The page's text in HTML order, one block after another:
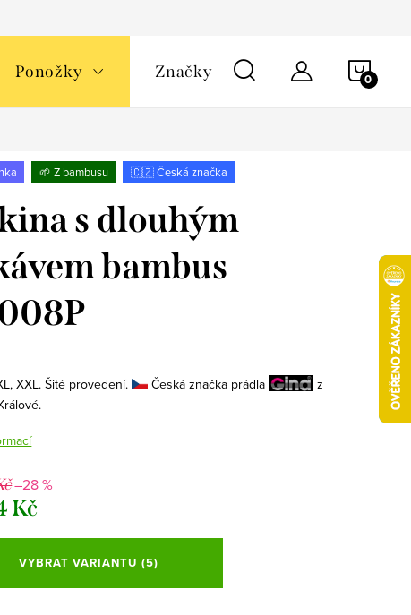
Ponožky Značky
🌱 Z bambusu 🇨🇿 Česká značka
s dlouhým
bambus
XXL. Šité provedení. Česká značka prádla
z
–28 %
Kč
VYBRAT VARIANTU (5)